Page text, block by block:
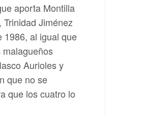
aporta Montilla
Jiménez
1986, al igual que
Aurioles y
que no se
que los cuatro lo